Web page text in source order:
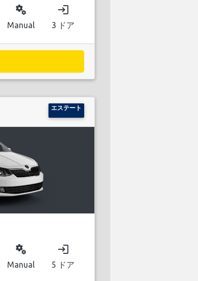
miscellaneous_services
Manual
login
3 ドア
エステート
miscellaneous_services
Manual
login
5 ドア